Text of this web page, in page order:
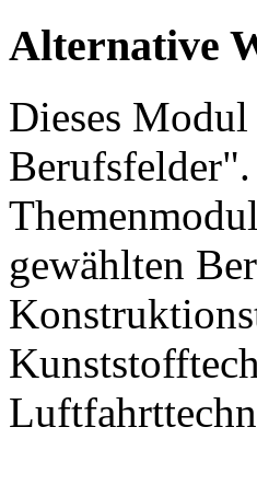
Alternative
Dieses
gewählten